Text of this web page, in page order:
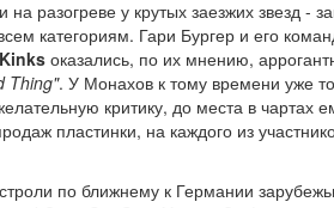
разогреве у крутых заезжих звезд -
категориям. Гари Бургер и его
Kinks оказались, по их мнению,
Thing". У Монахов к тому времени уже
критику, до места в чартах
пластинки, на каждого из
по ближнему к Германии